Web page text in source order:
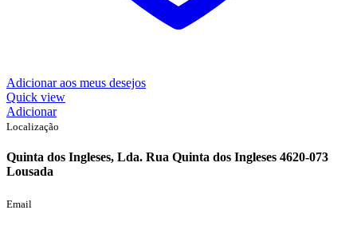
Adicionar aos meus desejos
Quick view
Adicionar
Localização
Quinta dos Ingleses, Lda. Rua Quinta dos Ingleses 4620-073
Lousada
Email